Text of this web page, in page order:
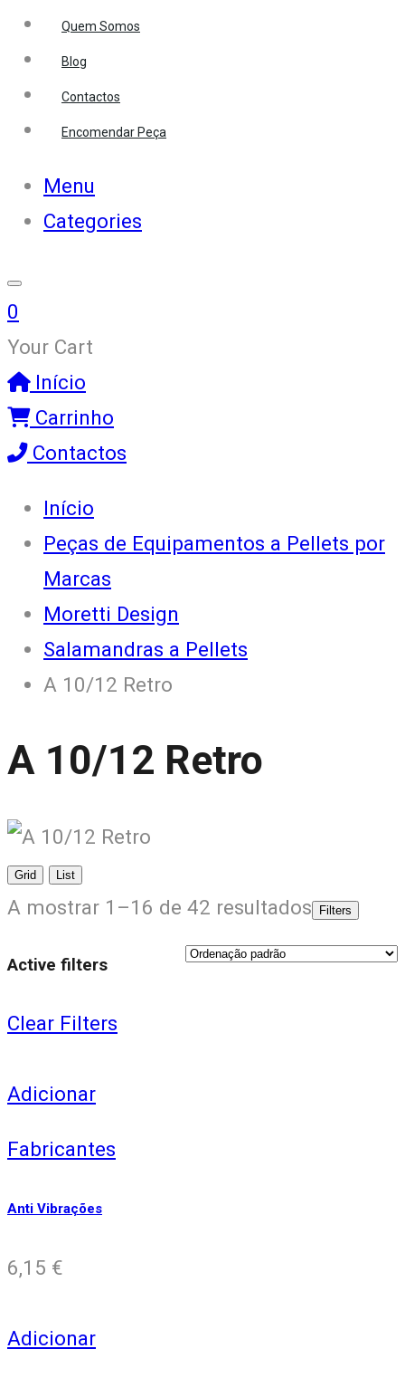
Quem Somos
Blog
Contactos
Encomendar Peça
Menu
Categories
0
Your Cart
Início
Carrinho
Contactos
Início
Peças de Equipamentos a Pellets por
Marcas
Moretti Design
Salamandras a Pellets
A 10/12 Retro
A 10/12 Retro
Grid List
A mostrar 1–16 de 42 resultados Filters
Active filters
Clear Filters
Adicionar
Fabricantes
Anti Vibrações
6,15 €
Adicionar